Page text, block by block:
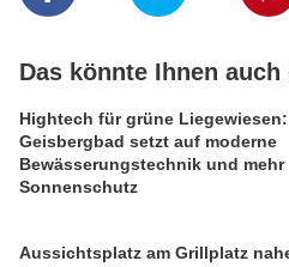
Das könnte Ihnen auch
Hightech für grüne Liegewiesen:
Geisbergbad setzt auf moderne
Bewässerungstechnik und mehr
Sonnenschutz
Aussichtsplatz am Grillplatz